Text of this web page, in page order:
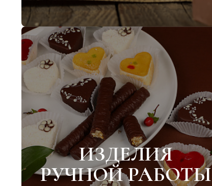
ИЗДЕЛИЯ
РУЧНОЙ РАБОТЫ